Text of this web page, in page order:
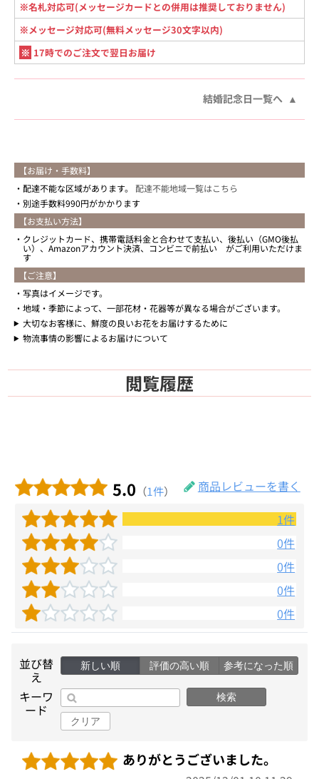
※名札対応可(メッセージカードとの併用は推奨しておりません)
※メッセージ対応可(無料メッセージ30文字以内)
※ 17時でのご注文で翌日お届け
結婚記念日一覧へ
【お届け・手数料】
配達不能な区域があります。 配達不能地域一覧はこちら
別途手数料990円がかかります
【お支払い方法】
クレジットカード、携帯電話料金と合わせて支払い、後払い（GMO後払
い）、Amazonアカウント決済、コンビニで前払い がご利用いただけま
す
【ご注意】
写真はイメージです。
地域・季節によって、一部花材・花器等が異なる場合がございます。
大切なお客様に、鮮度の良いお花をお届けするために
物流事情の影響によるお届けについて
閲覧履歴
5.0 （1件）
商品レビューを書く
1件
0件
0件
0件
0件
並び替
え
新しい順 評価の高い順 参考になった順
キーワ
ード
検索
クリア
ありがとうございました。